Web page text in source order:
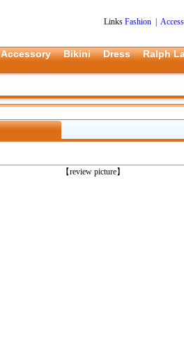
Links Fashion
Accessory Bikini Dress Ralph
【review picture】
上一张